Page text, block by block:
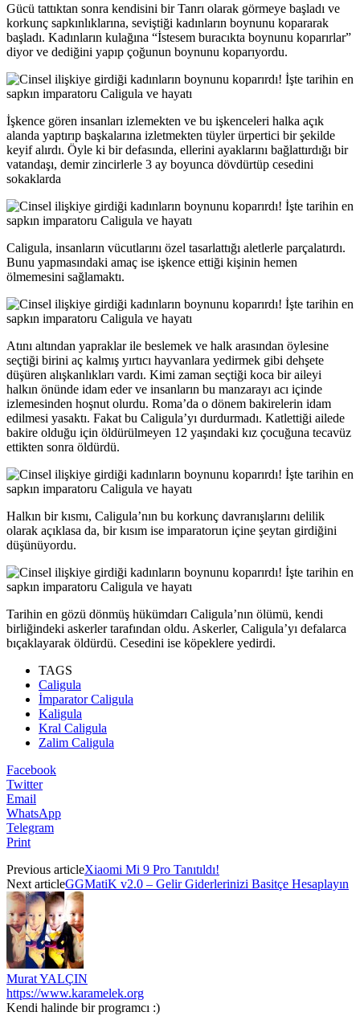
Gücü tattıktan sonra kendisini bir Tanrı olarak görmeye başladı ve
korkunç sapkınlıklarına, seviştiği kadınların boynunu kopararak
başladı. Kadınların kulağına “İstesem buracıkta boynunu koparırlar”
diyor ve dediğini yapıp çoğunun boynunu koparıyordu.
İşkence gören insanları izlemekten ve bu işkenceleri halka açık
alanda yaptırıp başkalarına izletmekten tüyler ürpertici bir şekilde
keyif alırdı. Öyle ki bir defasında, ellerini ayaklarını bağlattırdığı bir
vatandaşı, demir zincirlerle 3 ay boyunca dövdürtüp cesedini
sokaklarda
Caligula, insanların vücutlarını özel tasarlattığı aletlerle parçalatırdı.
Bunu yapmasındaki amaç ise işkence ettiği kişinin hemen
ölmemesini sağlamaktı.
Atını altından yapraklar ile beslemek ve halk arasından öylesine
seçtiği birini aç kalmış yırtıcı hayvanlara yedirmek gibi dehşete
düşüren alışkanlıkları vardı. Kimi zaman seçtiği koca bir aileyi
halkın önünde idam eder ve insanların bu manzarayı acı içinde
izlemesinden hoşnut olurdu. Roma’da o dönem bakirelerin idam
edilmesi yasaktı. Fakat bu Caligula’yı durdurmadı. Katlettiği ailede
bakire olduğu için öldürülmeyen 12 yaşındaki kız çocuğuna tecavüz
ettikten sonra öldürdü.
Halkın bir kısmı, Caligula’nın bu korkunç davranışlarını delilik
olarak açıklasa da, bir kısım ise imparatorun içine şeytan girdiğini
düşünüyordu.
Tarihin en gözü dönmüş hükümdarı Caligula’nın ölümü, kendi
birliğindeki askerler tarafından oldu. Askerler, Caligula’yı defalarca
bıçaklayarak öldürdü. Cesedini ise köpeklere yedirdi.
TAGS
Caligula
İmparator Caligula
Kaligula
Kral Caligula
Zalim Caligula
Facebook
Twitter
Email
WhatsApp
Telegram
Print
Previous articleXiaomi Mi 9 Pro Tanıtıldı!
Next articleGGMatiK v2.0 – Gelir Giderlerinizi Basitçe Hesaplayın
Murat YALÇIN
https://www.karamelek.org
Kendi halinde bir programcı :)